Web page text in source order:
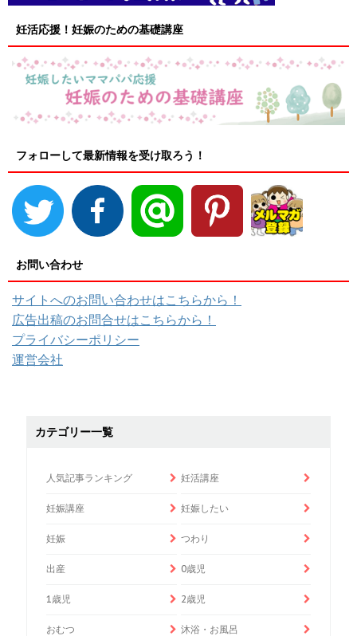
妊活応援！妊娠のための基礎講座
フォローして最新情報を受け取ろう！
お問い合わせ
サイトへのお問い合わせはこちらから！
広告出稿のお問合せはこちらから！
プライバシーポリシー
運営会社
カテゴリー一覧
人気記事ランキング 妊活講座
妊娠講座 妊娠したい
妊娠 つわり
出産 0歳児
1歳児 2歳児
おむつ 沐浴・お風呂